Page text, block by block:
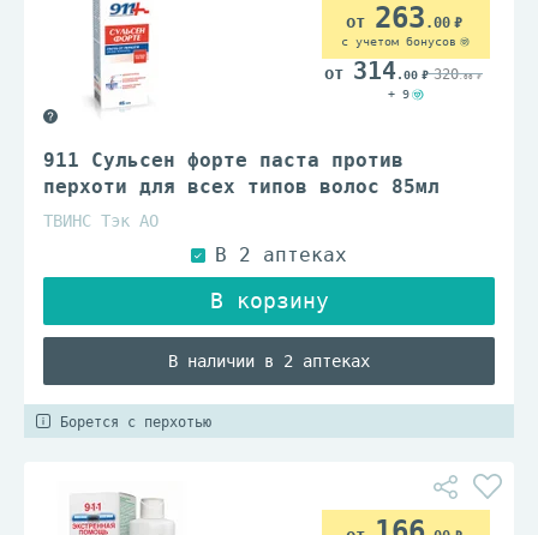
911 Сульсен форте паста против
перхоти для всех типов волос 85мл
ТВИНС Тэк АО
В наличии в 2 аптеках
263 .00
с учетом бонусов
314.00 320.00
+ 9
Борется с перхотью